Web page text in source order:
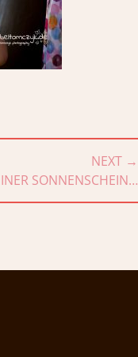
NEXT →
SONNENSCHEIN…